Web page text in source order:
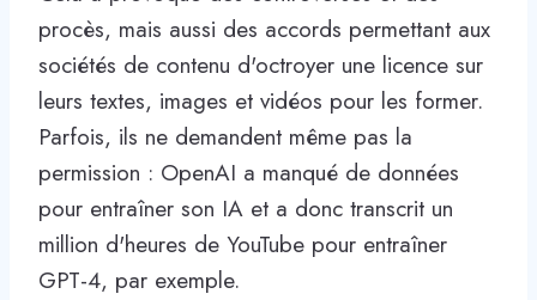
procès, mais aussi des accords permettant aux
sociétés de contenu d'octroyer une licence sur
leurs textes, images et vidéos pour les former.
Parfois, ils ne demandent même pas la
permission : OpenAI a manqué de données
pour entraîner son IA et a donc transcrit un
million d'heures de YouTube pour entraîner
GPT-4, par exemple.